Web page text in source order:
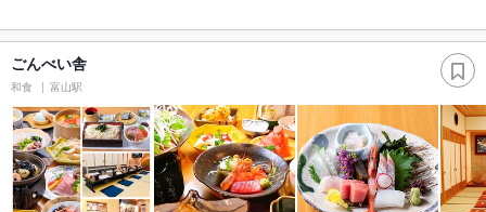
ごんべい舎
和食 富山駅